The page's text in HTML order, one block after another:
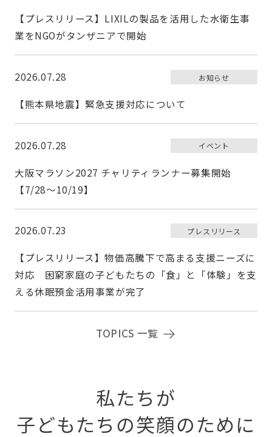
【プレスリリース】LIXILの製品を活用した水衛生事
業をNGOがタンザニアで開始
2026.07.28 お知らせ
【熊本県地震】緊急支援対応について
2026.07.28 イベント
大阪マラソン2027 チャリティランナー募集開始
【7/28〜10/19】
2026.07.23 プレスリリース
【プレスリリース】物価高騰下で高まる支援ニーズに
対応 困窮家庭の子どもたちの「食」と「体験」を支
える休眠預金活用事業が完了
TOPICS 一覧
私たちが
子どもたちの笑顔のために